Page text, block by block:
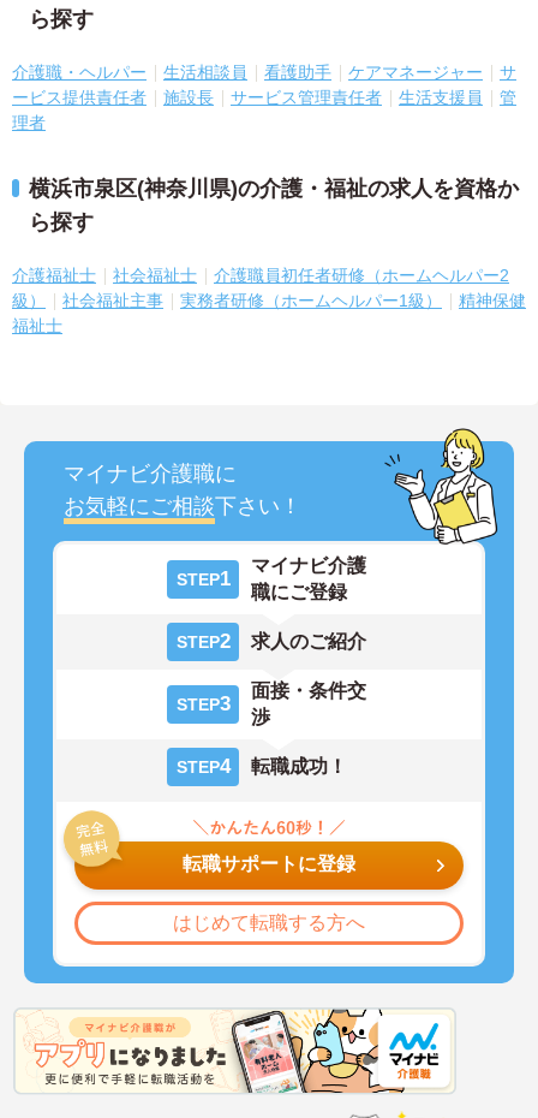
ら探す
介護職・ヘルパー 生活相談員 看護助手 ケアマネージャー
サ
ービス提供責任者
施設長 サービス管理責任者 生活支援員
管
理者
横浜市泉区(神奈川県)の介護・福祉の求人を資格か
ら探す
介護福祉士 社会福祉士
介護職員初任者研修（ホームヘルパー2
級）
社会福祉主事 実務者研修（ホームヘルパー1級）
精神保健
福祉士
マイナビ介護職に
お気軽にご相談下さい！
STEP1
マイナビ介護
職にご登録
STEP2 求人のご紹介
STEP3
面接・条件交
渉
STEP4 転職成功！
転職サポートに登録
はじめて転職する方へ